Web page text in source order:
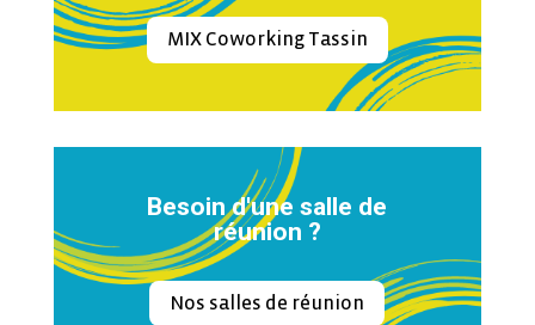
MIX Coworking Tassin
Besoin d'une salle de
réunion ?
Nos salles de réunion